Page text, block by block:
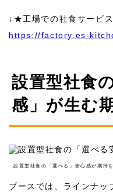
↓★工場での社食サービ
https://factory.es-
設置型社食
感」が生む
設置型社食の「選べる」安心感が期待を
ブースでは、ラインナッ